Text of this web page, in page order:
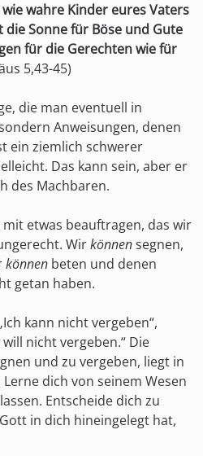
wahre Kinder eures Vaters
Sonne für Böse und Gute
für die Gerechten wie für
5,43-45)
die man eventuell in
Anweisungen, denen
ein ziemlich schwerer
Das kann sein, aber er
des Machbaren.
etwas beauftragen, das wir
Wirkönnensegnen,
können beten und denen
getan haben.
kann nicht vergeben“,
nicht vergeben.“ Die
und zu vergeben, liegt in
dich von seinem Wesen
Entscheide dich zu
in dich hineingelegt hat,